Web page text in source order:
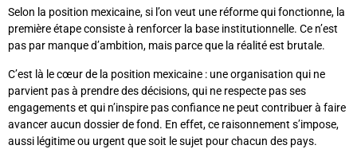
Selon la position mexicaine, si l’on veut une réforme qui fonctionne, la
première étape consiste à renforcer la base institutionnelle. Ce n’est
pas par manque d’ambition, mais parce que la réalité est brutale.
C’est là le cœur de la position mexicaine : une organisation qui ne
parvient pas à prendre des décisions, qui ne respecte pas ses
engagements et qui n’inspire pas confiance ne peut contribuer à faire
avancer aucun dossier de fond. En effet, ce raisonnement s’impose,
aussi légitime ou urgent que soit le sujet pour chacun des pays.